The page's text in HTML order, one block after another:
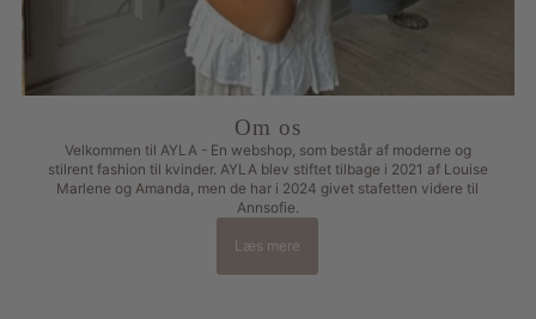
Om os
Velkommen til AYLA - En webshop, som består af moderne og
stilrent fashion til kvinder. AYLA blev stiftet tilbage i 2021 af Louise
Marlene og Amanda, men de har i 2024 givet stafetten videre til
Annsofie.
Læs mere